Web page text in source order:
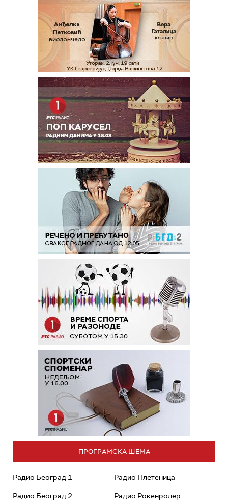
ПРОГРАМСКА ШЕМА
Радио Београд 1
Радио Београд 2
Радио Плетеница
Радио Рокенролер